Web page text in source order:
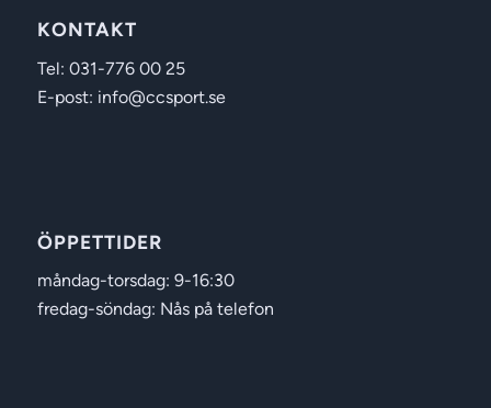
KONTAKT
Tel: 031-776 00 25
E-post: info@ccsport.se
ÖPPETTIDER
måndag-torsdag: 9-16:30
fredag-söndag: Nås på telefon